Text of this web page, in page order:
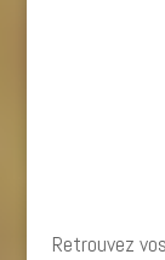
Retrouvez vos